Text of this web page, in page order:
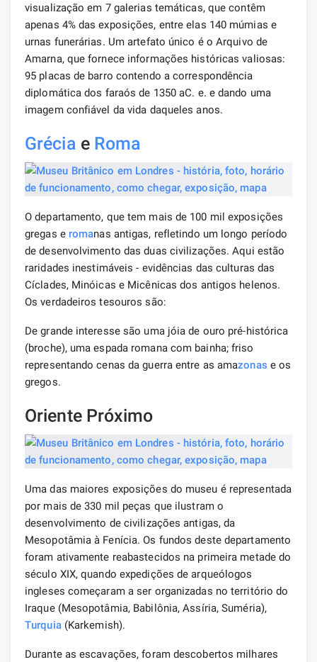
visualização em 7 galerias temáticas, que contêm
apenas 4% das exposições, entre elas 140 múmias e
urnas funerárias. Um artefato único é o Arquivo de
Amarna, que fornece informações históricas valiosas:
95 placas de barro contendo a correspondência
diplomática dos faraós de 1350 aC. e. e dando uma
imagem confiável da vida daqueles anos.
Grécia e Roma
O departamento, que tem mais de 100 mil exposições
gregas e romanas antigas, refletindo um longo período
de desenvolvimento das duas civilizações. Aqui estão
raridades inestimáveis ​​- evidências das culturas das
Cíclades, Minóicas e Micênicas dos antigos helenos.
Os verdadeiros tesouros são:
De grande interesse são uma jóia de ouro pré-histórica
(broche), uma espada romana com bainha; friso
representando cenas da guerra entre as amazonas e os
gregos.
Oriente Próximo
Uma das maiores exposições do museu é representada
por mais de 330 mil peças que ilustram o
desenvolvimento de civilizações antigas, da
Mesopotâmia à Fenícia. Os fundos deste departamento
foram ativamente reabastecidos na primeira metade do
século XIX, quando expedições de arqueólogos
ingleses começaram a ser organizadas no território do
Iraque (Mesopotâmia, Babilônia, Assíria, Suméria),
Turquia(Karkemish).
Durante as escavações, foram descobertos milhares